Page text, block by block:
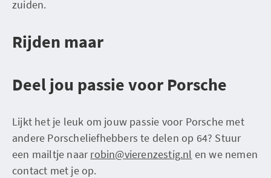
zuiden.
Rijden maar
Deel jou passie voor Porsche
Lijkt het je leuk om jouw passie voor Porsche met
andere Porscheliefhebbers te delen op 64? Stuur
een mailtje naarrobin@vierenzestig.nl en we nemen
contact met je op.